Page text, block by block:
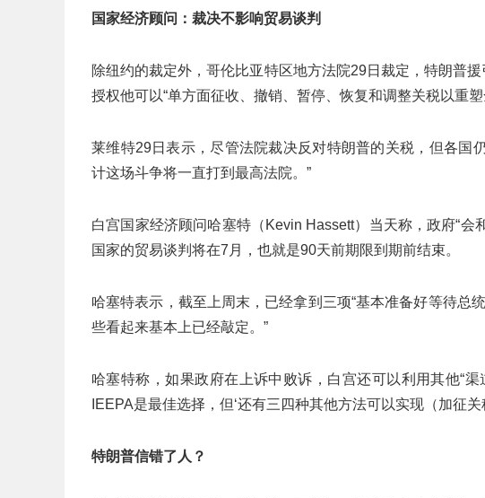
国家经济顾问：裁决不影响贸易谈判
除纽约的裁定外，哥伦比亚特区地方法院29日裁定，特朗普
授权他可以“单方面征收、撤销、暂停、恢复和调整关税以重塑
莱维特29日表示，尽管法院裁决反对特朗普的关税，但各国
计这场斗争将一直打到最高法院。”
白宫国家经济顾问哈塞特（Kevin Hassett）当天称，政府“会
国家的贸易谈判将在7月，也就是90天前期限到期前结束。
哈塞特表示，截至上周末，已经拿到三项“基本准备好等待总
些看起来基本上已经敲定。”
哈塞特称，如果政府在上诉中败诉，白宫还可以利用其他“
IEEPA是最佳选择，但‘还有三四种其他方法可以实现（加征关
特朗普信错了人？